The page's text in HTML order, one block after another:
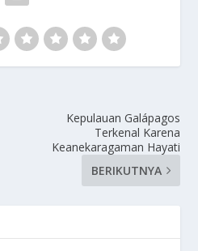
Kepulauan Galápagos
Terkenal Karena
Keanekaragaman Hayati
BERIKUTNYA